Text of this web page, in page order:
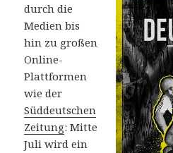
durch die
Medien bis
hin zu großen
Online-
Plattformen
wie der
Süddeutschen
Zeitung: Mitte
Juli wird ein